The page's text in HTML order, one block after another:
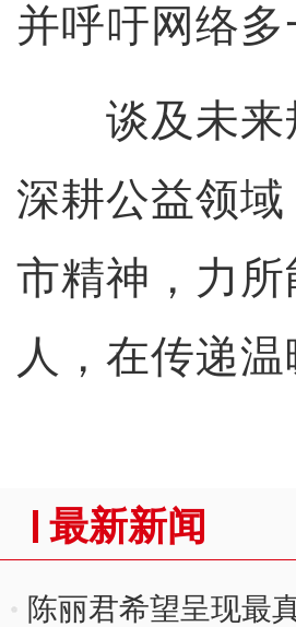
并呼吁网络
谈及未来
深耕公益领域
市精神，力
人，在传递
最新新闻
陈丽君希望呈现最